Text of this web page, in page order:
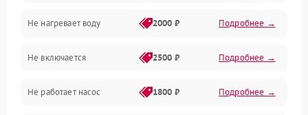
Датчики
Нагрев
Вода
Не нагревает воду 2000 ₽ Подробнее →
Не включается 2500 ₽ Подробнее →
Не работает насос 1800 ₽ Подробнее →